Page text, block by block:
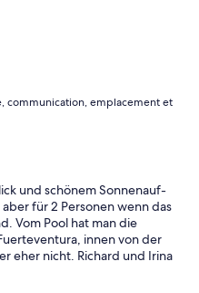
communication, emplacement et
und schönem Sonnenauf-
für 2 Personen wenn das
Vom Pool hat man die
innen von der
eher nicht. Richard und Irina
für die Insel! Wenn es
gar kein Wasser) war